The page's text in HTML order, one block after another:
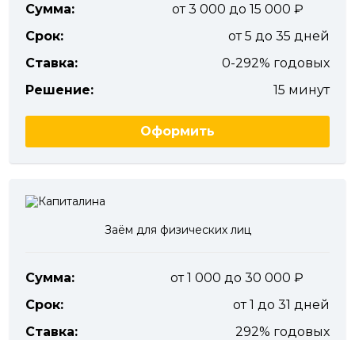
Сумма:
от 3 000 до 15 000
Срок:
от 5 до 35 дней
Ставка:
0-292% годовых
Решение:
15 минут
Оформить
Заём для физических лиц
Сумма:
от 1 000 до 30 000
Срок:
от 1 до 31 дней
Ставка:
292% годовых